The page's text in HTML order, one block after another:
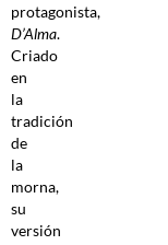
protagonista,
D’Alma.
Criado
en
la
tradición
de
la
morna,
su
versión